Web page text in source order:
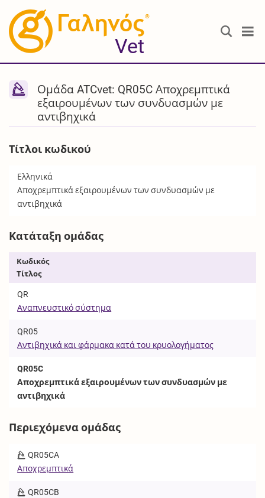
®
Vet
Ομάδα ATCvet: QR05C Αποχρεμπτικά
εξαιρουμένων των συνδυασμών με
αντιβηχικά
Τίτλοι κωδικού
Ελληνικά
Αποχρεμπτικά εξαιρουμένων των συνδυασμών με
αντιβηχικά
Κατάταξη ομάδας
Κωδικός
Τίτλος
QR
Αναπνευστικό σύστημα
QR05
Αντιβηχικά και φάρμακα κατά του κρυολογήματος
QR05C
Αποχρεμπτικά εξαιρουμένων των συνδυασμών με
αντιβηχικά
Περιεχόμενα ομάδας
QR05CA
Αποχρεμπτικά
QR05CB